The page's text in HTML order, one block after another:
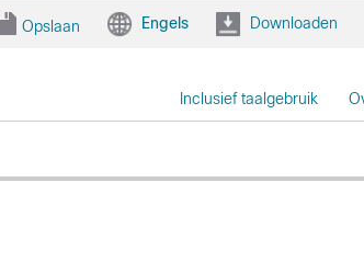
Opslaan Engels Downloaden
Inclusief taalgebruik